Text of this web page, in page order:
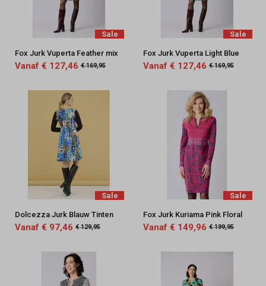
Sale
Fox Jurk Vuperta Feather mix
Vanaf € 127,46 € 169,95
Sale
Fox Jurk Vuperta Light Blue
Vanaf € 127,46 € 169,95
Sale
Dolcezza Jurk Blauw Tinten
Vanaf € 97,46 € 129,95
Sale
Fox Jurk Kuriama Pink Floral
Vanaf € 149,96 € 199,95